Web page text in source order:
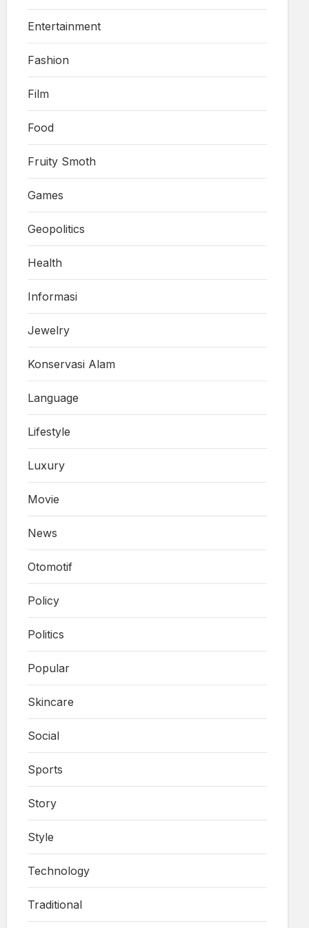
Entertainment
Fashion
Film
Food
Fruity Smoth
Games
Geopolitics
Health
Informasi
Jewelry
Konservasi Alam
Language
Lifestyle
Luxury
Movie
News
Otomotif
Policy
Politics
Popular
Skincare
Social
Sports
Story
Style
Technology
Traditional